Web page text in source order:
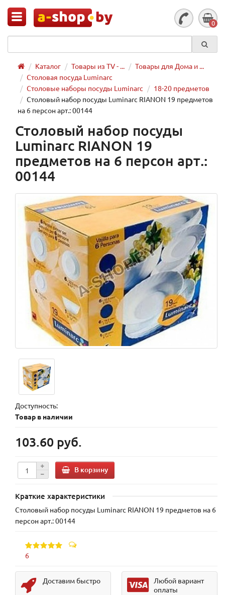
0
Каталог Товары из TV - ...
Товары для Дома и ...
Столовая посуда Luminarc
Столовые наборы посуды Luminarc
18-20 предметов
Столовый набор посуды Luminarc RIANON 19 предметов
на 6 персон арт.: 00144
Столовый набор посуды
Luminarc RIANON 19
предметов на 6 персон арт.:
00144
Доступность:
Товар в наличии
103.60 руб.
В корзину
Краткие характеристики
Столовый набор посуды Luminarc RIANON 19 предметов на 6
персон арт.: 00144
6
Доставим быстро
Любой вариант
оплаты